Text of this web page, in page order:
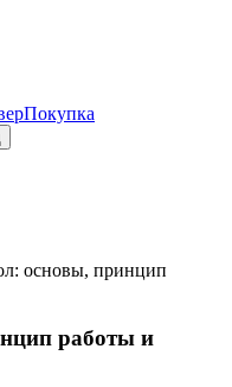
Покупка
основы, принцип
работы и